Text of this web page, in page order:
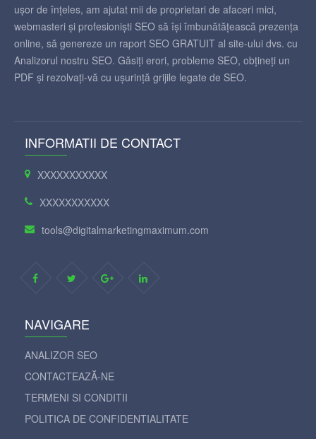
ușor de înțeles, am ajutat mii de proprietari de afaceri mici,
webmasteri și profesioniști SEO să își îmbunătățească prezența
online, să genereze un raport SEO GRATUIT al site-ului dvs. cu
Analizorul nostru SEO. Găsiți erori, probleme SEO, obțineți un
PDF și rezolvați-vă cu ușurință grijile legate de SEO.
INFORMATII DE CONTACT
XXXXXXXXXXX
XXXXXXXXXXX
tools@digitalmarketingmaximum.com
NAVIGARE
ANALIZOR SEO
CONTACTEAZĂ-NE
TERMENI SI CONDITII
POLITICA DE CONFIDENTIALITATE